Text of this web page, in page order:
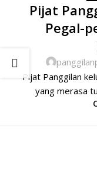
Pijat
Pegal-
Pijat Panggilan
yang merasa